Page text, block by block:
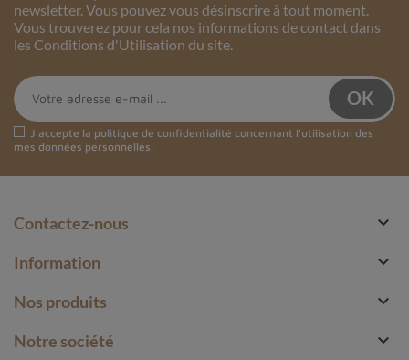
newsletter. Vous pouvez vous désinscrire à tout moment.
Vous trouverez pour cela nos informations de contact dans
les Conditions d'Utilisation du site.
J'accepte la politique de confidentialité concernant l'utilisation des
mes données personnelles.
Contactez-nous 
Information 
Nos produits 
Notre société 